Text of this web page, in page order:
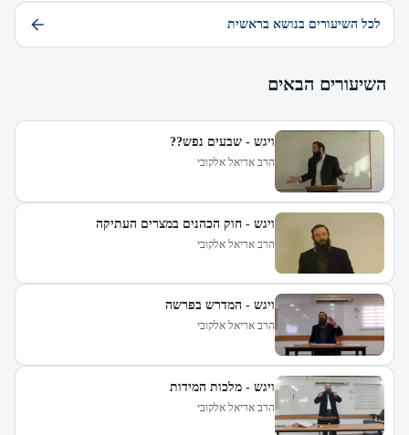
לכל השיעורים בנושא בראשית
השיעורים הבאים
ויגש - שבעים נפש??
הרב אריאל אלקובי
ויגש - חוק הכהנים במצרים העתיקה
הרב אריאל אלקובי
ויגש - המדרש בפרשה
הרב אריאל אלקובי
ויגש - מלכות המידות
הרב אריאל אלקובי